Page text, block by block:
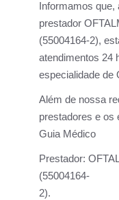
Informamos que,
prestador
(55004164-2),
atendimentos 24
especialidade de
Além de nossa
prestadores e os
Guia Médico
Prestador:
(55004164-